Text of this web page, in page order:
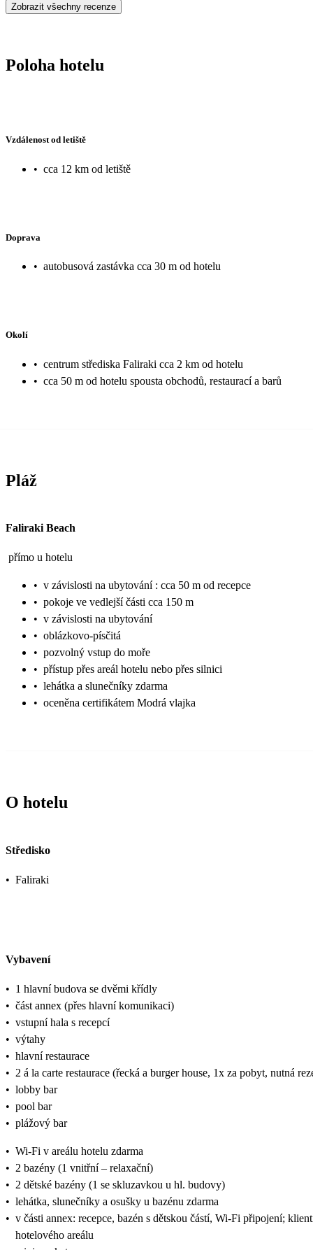
Zobrazit všechny recenze
Poloha hotelu
Vzdálenost od letiště
• cca 12 km od letiště
Doprava
• autobusová zastávka cca 30 m od hotelu
Okolí
• centrum střediska Faliraki cca 2 km od hotelu
• cca 50 m od hotelu spousta obchodů, restaurací a barů
Pláž
Faliraki Beach
přímo u hotelu
• v závislosti na ubytování : cca 50 m od recepce
• pokoje ve vedlejší části cca 150 m
• v závislosti na ubytování
• oblázkovo-písčitá
• pozvolný vstup do moře
• přístup přes areál hotelu nebo přes silnici
• lehátka a slunečníky zdarma
• oceněna certifikátem Modrá vlajka
O hotelu
Středisko
• Faliraki
Vybavení
• 1 hlavní budova se dvěmi křídly
• část annex (přes hlavní komunikaci)
• vstupní hala s recepcí
• výtahy
• hlavní restaurace
• 2 á la carte restaurace (řecká a burger house, 1x za pobyt, nutná
• lobby bar
• pool bar
• plážový bar
• Wi-Fi v areálu hotelu zdarma
• 2 bazény (1 vnitřní – relaxační)
• 2 dětské bazény (1 se skluzavkou u hl. budovy)
• lehátka, slunečníky a osušky u bazénu zdarma
• v části annex: recepce, bazén s dětskou částí, Wi-Fi připojení;
hotelového areálu